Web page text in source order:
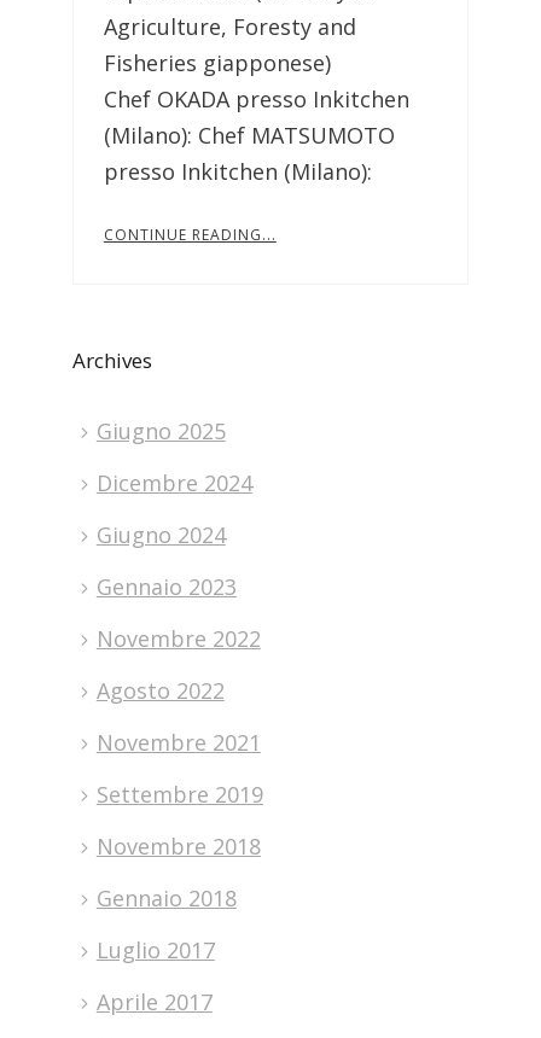
Agriculture, Foresty and
Fisheries giapponese)
Chef OKADA presso Inkitchen
(Milano): Chef MATSUMOTO
presso Inkitchen (Milano):
CONTINUE READING...
Archives
Giugno 2025
Dicembre 2024
Giugno 2024
Gennaio 2023
Novembre 2022
Agosto 2022
Novembre 2021
Settembre 2019
Novembre 2018
Gennaio 2018
Luglio 2017
Aprile 2017